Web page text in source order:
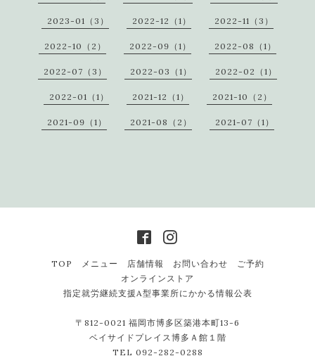
2023-01（3） 2022-12（1） 2022-11（3）
2022-10（2） 2022-09（1） 2022-08（1）
2022-07（3） 2022-03（1） 2022-02（1）
2022-01（1） 2021-12（1） 2021-10（2）
2021-09（1） 2021-08（2） 2021-07（1）
TOP メニュー 店舗情報 お問い合わせ
ご予約
オンラインストア
指定就労継続支援A型事業所にかかる情報公表
〒812-0021 福岡市博多区築港本町13-6
ベイサイドプレイス博多Ａ館１階
TEL 092-282-0288